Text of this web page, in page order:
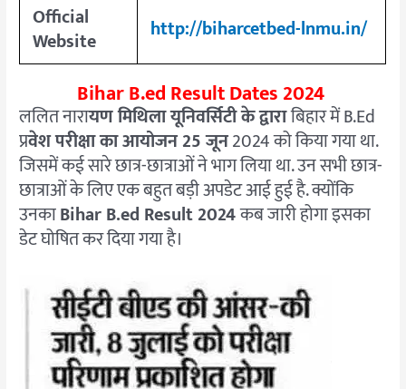
Official
Website http://biharcetbed-lnmu.in/
Bihar B.ed Result Dates 2024
ललित नारायण मिथिला यूनिवर्सिटी के द्वाराबिहार में B.Ed
प्रवेश परीक्षा का आयोजन 25 जून2024 को किया गया था.
जिसमें कई सारे छात्र-छात्राओं ने भाग लिया था. उन सभी छात्र-
छात्राओं के लिए एक बहुत बड़ी अपडेट आई हुई है. क्योंकि
उनकाBihar B.ed Result 2024कब जारी होगा इसका
डेट घोषित कर दिया गया है।